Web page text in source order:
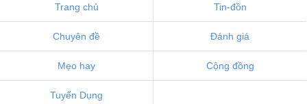
Trang chủ Tin-đồn
Chuyên đề Đánh giá
Mẹo hay Cộng đồng
Tuyển Dụng